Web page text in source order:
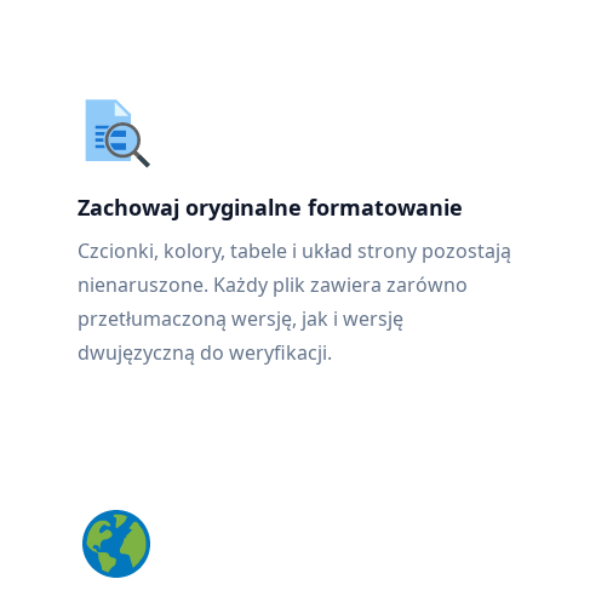
Zachowaj oryginalne formatowanie
Czcionki, kolory, tabele i układ strony pozostają
nienaruszone. Każdy plik zawiera zarówno
przetłumaczoną wersję, jak i wersję
dwujęzyczną do weryfikacji.